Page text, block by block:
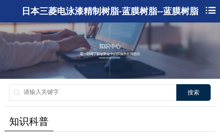
日本三菱电泳漆精制树脂-蓝膜树脂--蓝膜树脂
搜索
知识科普